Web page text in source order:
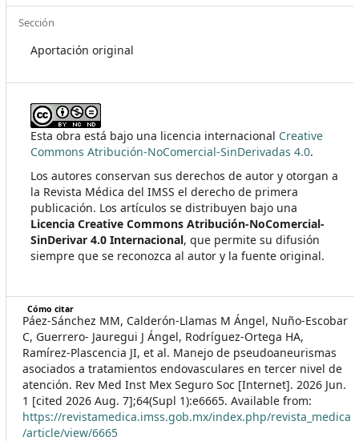
Sección
Aportación original
Esta obra está bajo una licencia internacional Creative
Commons Atribución-NoComercial-SinDerivadas 4.0.
Los autores conservan sus derechos de autor y otorgan a
la Revista Médica del IMSS el derecho de primera
publicación. Los artículos se distribuyen bajo una
Licencia Creative Commons Atribución-NoComercial-
SinDerivar 4.0 Internacional, que permite su difusión
siempre que se reconozca al autor y la fuente original.
Cómo citar
Páez-Sánchez MM, Calderón-Llamas M Ángel, Nuño-Escobar
C, Guerrero- Jauregui J Ángel, Rodríguez-Ortega HA,
Ramírez-Plascencia JI, et al. Manejo de pseudoaneurismas
asociados a tratamientos endovasculares en tercer nivel de
atención. Rev Med Inst Mex Seguro Soc [Internet]. 2026 Jun.
1 [cited 2026 Aug. 7];64(Supl 1):e6665. Available from:
https://revistamedica.imss.gob.mx/index.php/revista_medica
/article/view/6665